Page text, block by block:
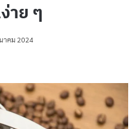
าย ๆ
าคม 2024